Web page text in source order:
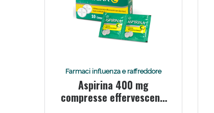
Farmaci influenza e raffreddore
Aspirina 400 mg
compresse effervescenti